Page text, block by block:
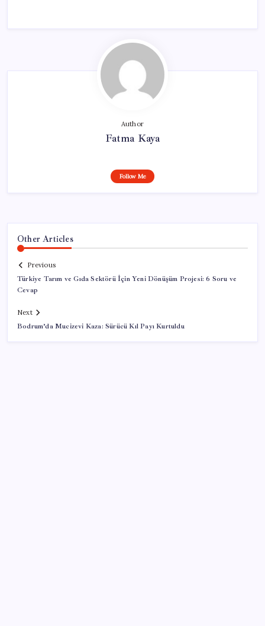
Author
Fatma Kaya
Follow Me
Other Articles
Previous
Türkiye Tarım ve Gıda Sektörü İçin Yeni Dönüşüm Projesi: 6 Soru ve
Cevap
Next
Bodrum’da Mucizevi Kaza: Sürücü Kıl Payı Kurtuldu